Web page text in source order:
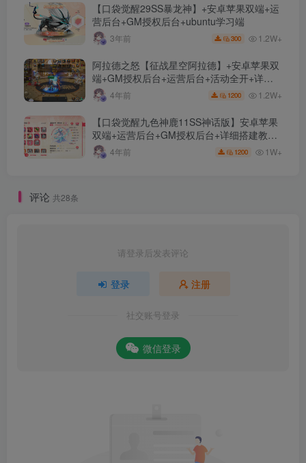
【口袋觉醒29SS暴龙神】+安卓苹果双端+运
营后台+GM授权后台+ubuntu学习端
3年前 300 1.2W+
阿拉德之怒【征战星空阿拉德】+安卓苹果双
端+GM授权后台+运营后台+活动全开+详细
教程 4年前 1200 1.2W+
【口袋觉醒九色神鹿11SS神话版】安卓苹果
双端+运营后台+GM授权后台+详细搭建教
程。 4年前 1200 1W+
评论 共28条
请登录后发表评论
登录 注册
社交账号登录
微信登录